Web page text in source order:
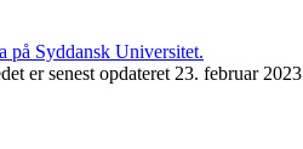
er senest opdateret 23. februar 2023